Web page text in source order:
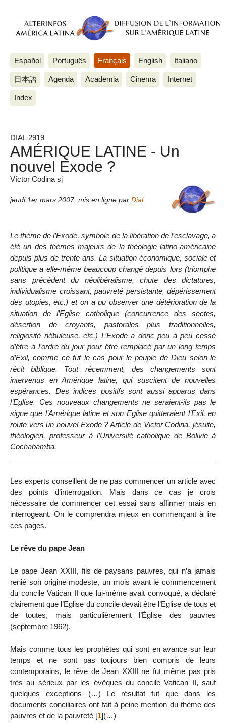
Español Português Français English Italiano
日本語 Agenda Academia Cinema Internet
Index
DIAL 2919
AMÉRIQUE LATINE - Un
nouvel Exode ?
Víctor Codina sj
jeudi 1er mars 2007, mis en ligne par Dial
Le thème de l’Exode, symbole de la libération de l’esclavage, a
été un des thèmes majeurs de la théologie latino-américaine
depuis plus de trente ans. La situation économique, sociale et
politique a elle-même beaucoup changé depuis lors (triomphe
sans précédent du néolibéralisme, chute des dictatures,
individualisme croissant, pauvreté persistante, dépérissement
des utopies, etc.) et on a pu observer une détérioration de la
situation de l’Eglise catholique (concurrence des sectes,
désertion de croyants, pastorales plus traditionnelles,
religiosité nébuleuse, etc.) L’Exode a donc peu à peu cessé
d’être à l’ordre du jour pour être remplacé par un long temps
d’Exil, comme ce fut le cas pour le peuple de Dieu selon le
récit biblique. Tout récemment, des changements sont
intervenus en Amérique latine, qui suscitent de nouvelles
espérances. Des indices positifs sont aussi apparus dans
l’Eglise. Ces nouveaux changements ne seraient-ils pas le
signe que l’Amérique latine et son Eglise quitteraient l’Exil, en
route vers un nouvel Exode ? Article de Victor Codina, jésuite,
théologien, professeur à l’Université catholique de Bolivie à
Cochabamba.
Les experts conseillent de ne pas commencer un article avec
des points d’interrogation. Mais dans ce cas je crois
nécessaire de commencer cet essai sans affirmer mais en
interrogeant. On le comprendra mieux en commençant à lire
ces pages.
Le rêve du pape Jean
Le pape Jean XXIII, fils de paysans pauvres, qui n’a jamais
renié son origine modeste, un mois avant le commencement
du concile Vatican II que lui-même avait convoqué, a déclaré
clairement que l’Eglise du concile devait être l’Eglise de tous et
de toutes, mais particulièrement l’Église des pauvres
(septembre 1962).
Mais comme tous les prophètes qui sont en avance sur leur
temps et ne sont pas toujours bien compris de leurs
contemporains, le rêve de Jean XXIII ne fut même pas pris
très au sérieux par les évêques du concile Vatican II, sauf
quelques exceptions (…) Le résultat fut que dans les
documents conciliaires ont fait à peine mention du thème des
pauvres et de la pauvreté [1](…)